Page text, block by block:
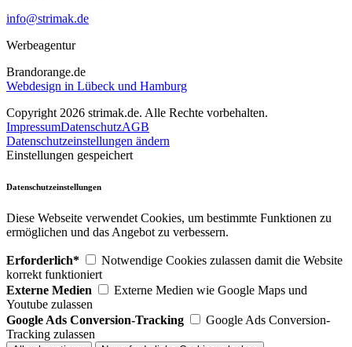
info@strimak.de
Werbeagentur
Brandorange.de
Webdesign in Lübeck und Hamburg
Copyright 2026 strimak.de. Alle Rechte vorbehalten.
ImpressumDatenschutzAGB
Datenschutzeinstellungen ändern
Einstellungen gespeichert
Datenschutzeinstellungen
Diese Webseite verwendet Cookies, um bestimmte Funktionen zu
ermöglichen und das Angebot zu verbessern.
Erforderlich*
Notwendige Cookies zulassen damit die Website
korrekt funktioniert
Externe Medien
Externe Medien wie Google Maps und
Youtube zulassen
Google Ads Conversion-Tracking
Google Ads Conversion-
Tracking zulassen